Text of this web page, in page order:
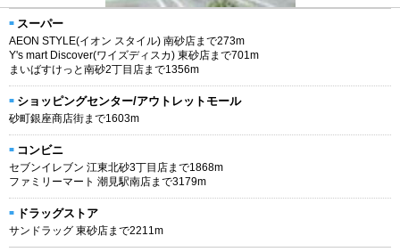
スーパー
AEON STYLE(イオン スタイル) 南砂店まで273m
Y's mart Discover(ワイズディスカ) 東砂店まで701m
まいばすけっと南砂2丁目店まで1356m
ショッピングセンター/アウトレットモール
砂町銀座商店街まで1603m
コンビニ
セブンイレブン 江東北砂3丁目店まで1868m
ファミリーマート 潮見駅南店まで3179m
ドラッグストア
サンドラッグ 東砂店まで2211m